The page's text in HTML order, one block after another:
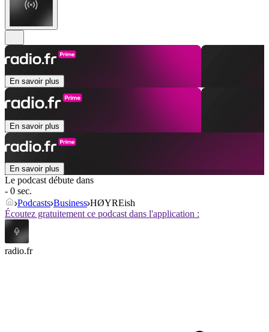
En savoir plus
En savoir plus
En savoir plus
Le podcast débute dans
- 0 sec.
Podcasts Business HØYREish
Écoutez gratuitement ce podcast dans l'application :
radio.fr